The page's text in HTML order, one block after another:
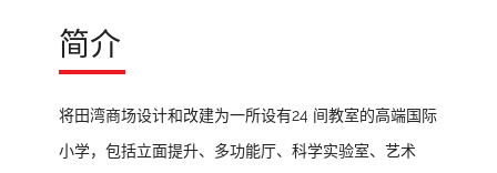
简介
将田湾商场设计和改建为一所设有24 间教室的高端国际
小学，包括立面提升、多功能厅、科学实验室、艺术